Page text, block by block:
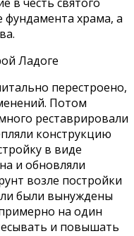
фундамента храма, а
перестроено,
Потом
реставрировали
конструкцию
в виде
и обновляли
возле постройки
были вынуждены
на один
и повышать